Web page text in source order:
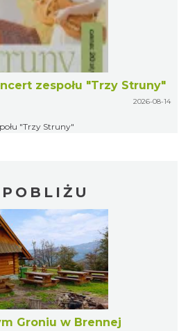
zespołu "Trzy Struny"
2026-08-14
"Trzy Struny"
Groniu w Brennej